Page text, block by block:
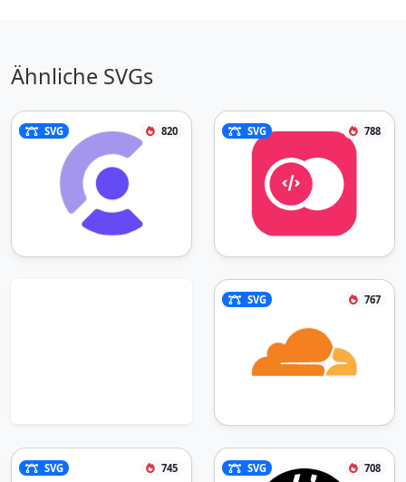
Ähnliche SVGs
SVG 820 SVG 788
SVG 767
SVG 745 SVG 708